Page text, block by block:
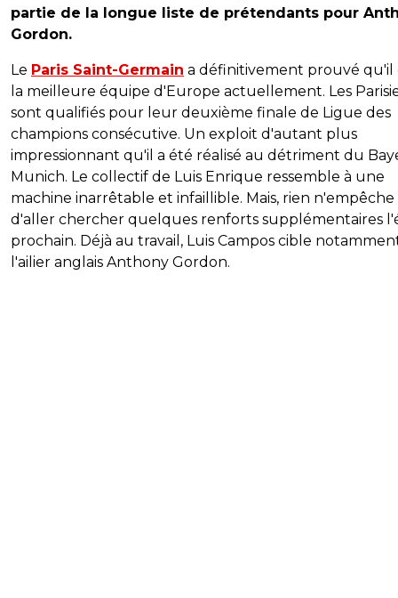
partie de la longue liste de prétendants pour
Gordon.
Le Paris Saint-Germain a définitivement prouvé qu'il
la meilleure équipe d'Europe actuellement. Les
sont qualifiés pour leur deuxième finale de Ligue des
champions consécutive. Un exploit d'autant plus
impressionnant qu'il a été réalisé au détriment du
Munich. Le collectif de Luis Enrique ressemble à une
machine inarrêtable et infaillible. Mais, rien n'empêche
d'aller chercher quelques renforts supplémentaires
prochain. Déjà au travail, Luis Campos cible
l'ailier anglais Anthony Gordon.